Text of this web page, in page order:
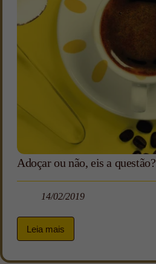
Adoçar ou não, eis a questão?
14/02/2019
Leia mais